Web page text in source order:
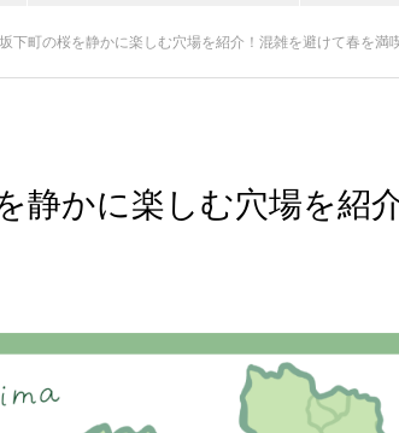
下町の桜を静かに楽しむ穴場を紹介！混雑を避けて春を満
静かに楽しむ穴場を紹